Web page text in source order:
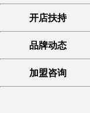
开店扶持
品牌动态
加盟咨询